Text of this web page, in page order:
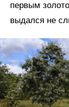
первым
выдался не